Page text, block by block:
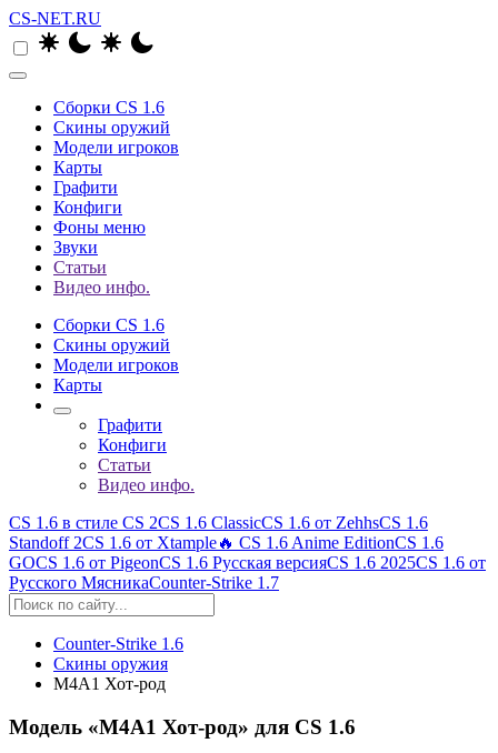
CS-NET.RU
Сборки CS 1.6
Скины оружий
Модели игроков
Карты
Графити
Конфиги
Фоны меню
Звуки
Статьи
Видео инфо.
Сборки CS 1.6
Скины оружий
Модели игроков
Карты
Графити
Конфиги
Статьи
Видео инфо.
CS 1.6 в стиле CS 2CS 1.6 ClassicCS 1.6 от ZehhsCS 1.6
Standoff 2CS 1.6 от Xtample🔥 CS 1.6 Anime EditionCS 1.6
GOCS 1.6 от PigeonCS 1.6 Русская версияCS 1.6 2025CS 1.6 от
Русского МясникаCounter-Strike 1.7
Counter-Strike 1.6
Скины оружия
М4А1 Хот-род
Модель «М4А1 Хот-род» для CS 1.6